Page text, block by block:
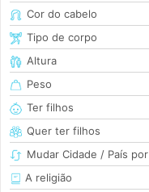
Cor do cabelo
Tipo de corpo
Altura
Peso
Ter filhos
Quer ter filhos
Mudar Cidade / País
A religião